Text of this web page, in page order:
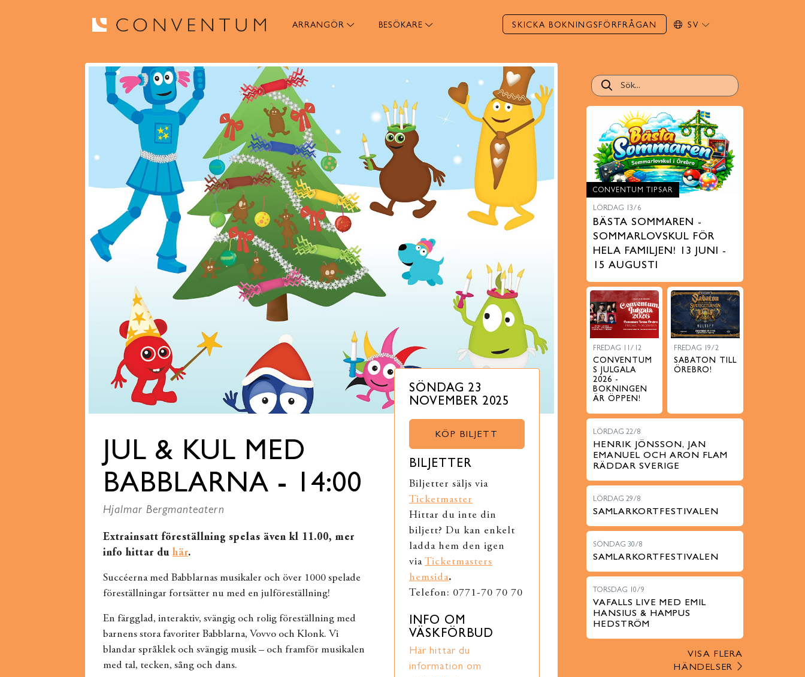
ARRANGÖR BESÖKARE SKICKA BOKNINGSFÖRFRÅGAN SV
JUL & KUL MED
BABBLARNA - 14:00
Hjalmar Bergmanteatern
Extrainsatt föreställning spelas även kl 11.00, mer
info hittar du här.
Succéerna med Babblarnas musikaler och över 1000 spelade
föreställningar fortsätter nu med en julföreställning!
En färgglad, interaktiv, svängig och rolig föreställning med
barnens stora favoriter Babblarna, Vovvo och Klonk. Vi
blandar språklek och svängig musik – och framför musikalen
med tal, tecken, sång och dans.
SÖNDAG 23
NOVEMBER 2025
KÖP BILJETT
BILJETTER
Biljetter säljs via
Ticketmaster
Hittar du inte din
biljett? Du kan enkelt
ladda hem den igen
via Ticketmasters
hemsida.
Telefon: 0771-70 70 70
INFO OM
VÄSKFÖRBUD
Här hittar du
information om
CONVENTUM TIPSAR
LÖRDAG 13/6
BÄSTA SOMMAREN -
SOMMARLOVSKUL FÖR
HELA FAMILJEN! 13 JUNI -
15 AUGUSTI
FREDAG 11/12
CONVENTUM
S JULGALA
2026 -
BOKNINGEN
ÄR ÖPPEN!
FREDAG 19/2
SABATON TILL
ÖREBRO!
LÖRDAG 22/8
HENRIK JÖNSSON, JAN
EMANUEL OCH ARON FLAM
RÄDDAR SVERIGE
LÖRDAG 29/8
SAMLARKORTFESTIVALEN
SÖNDAG 30/8
SAMLARKORTFESTIVALEN
TORSDAG 10/9
VAFALLS LIVE MED EMIL
HANSIUS & HAMPUS
HEDSTRÖM
VISA FLERA
HÄNDELSER